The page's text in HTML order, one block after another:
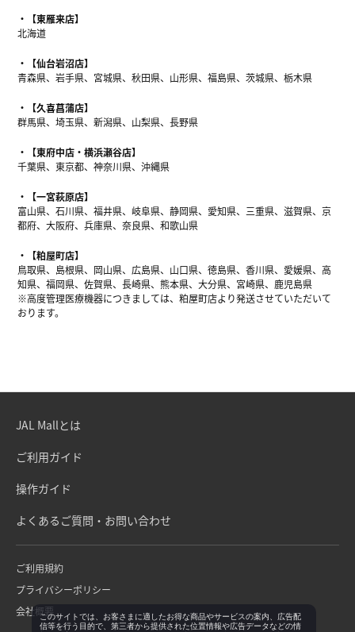
【東雁来店】
北海道
【仙台岩沼店】
青森県、岩手県、宮城県、秋田県、山形県、福島県、茨城県、栃木県
【久喜菖蒲店】
群馬県、埼玉県、新潟県、山梨県、長野県
【東府中店・横浜瀬谷店】
千葉県、東京都、神奈川県、沖縄県
【一宮萩原店】
富山県、石川県、福井県、岐阜県、静岡県、愛知県、三重県、滋賀県、京
都府、大阪府、兵庫県、奈良県、和歌山県
【粕屋町店】
鳥取県、島根県、岡山県、広島県、山口県、徳島県、香川県、愛媛県、高
知県、福岡県、佐賀県、長崎県、熊本県、大分県、宮崎県、鹿児島県
※高度管理医療機器につきましては、粕屋町店より発送させていただいて
おります。
JAL Mallとは
ご利用ガイド
操作ガイド
よくあるご質問・お問い合わせ
ご利用規約
プライバシーポリシー
会社概要このサイトでは、お客さまに適したお得な商品やサービスの案内、広告配
信等を行う目的で、第三者から提供された位置情報や広告データなどの情